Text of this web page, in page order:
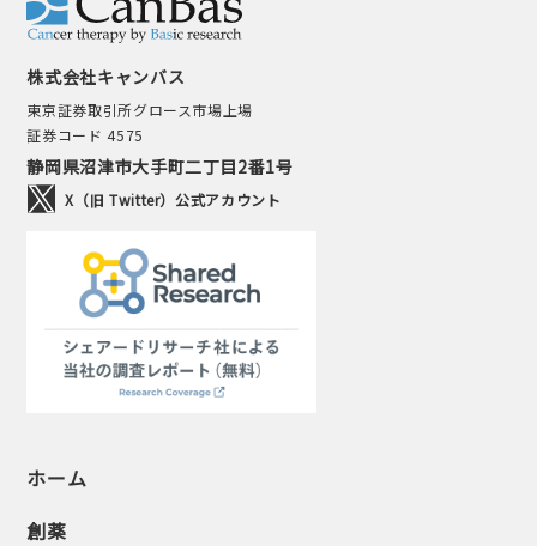
株式会社キャンバス
東京証券取引所グロース市場上場
証券コード 4575
静岡県沼津市大手町二丁目2番1号
X（旧 Twitter）公式アカウント
ホーム
創薬